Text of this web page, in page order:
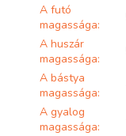
A futó
magassága:
A huszár
magassága:
A bástya
magassága:
A gyalog
magassága: